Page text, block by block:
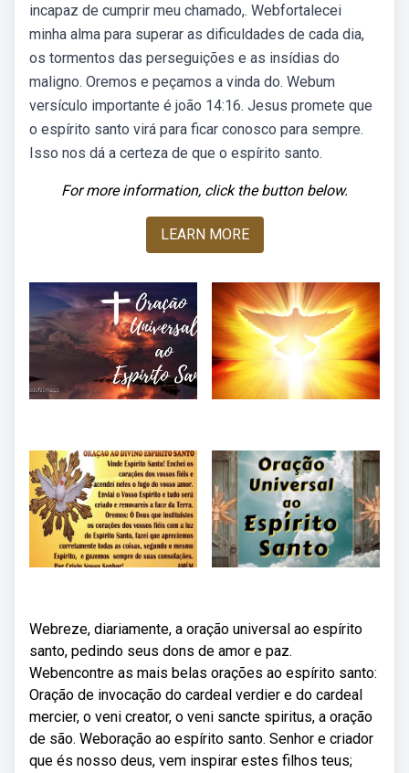
incapaz de cumprir meu chamado,. Webfortalecei
minha alma para superar as dificuldades de cada dia,
os tormentos das perseguições e as insídias do
maligno. Oremos e peçamos a vinda do. Webum
versículo importante é joão 14:16. Jesus promete que
o espírito santo virá para ficar conosco para sempre.
Isso nos dá a certeza de que o espírito santo.
For more information, click the button below.
LEARN MORE
Webreze, diariamente, a oração universal ao espírito
santo, pedindo seus dons de amor e paz.
Webencontre as mais belas orações ao espírito santo:
Oração de invocação do cardeal verdier e do cardeal
mercier, o veni creator, o veni sancte spiritus, a oração
de são. Weboração ao espírito santo. Senhor e criador
que és nosso deus, vem inspirar estes filhos teus;